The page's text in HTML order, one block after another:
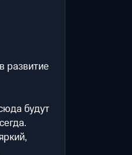
развитие
будут